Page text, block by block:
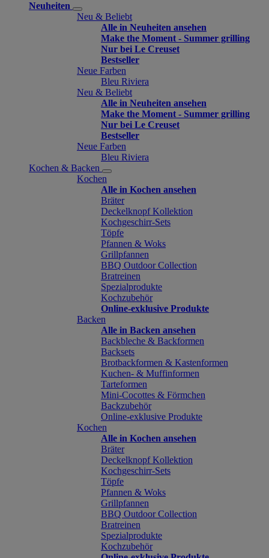
Neuheiten
Neu & Beliebt
Alle in Neuheiten ansehen
Make the Moment - Summer grilling
Nur bei Le Creuset
Bestseller
Neue Farben
Bleu Riviera
Neu & Beliebt
Alle in Neuheiten ansehen
Make the Moment - Summer grilling
Nur bei Le Creuset
Bestseller
Neue Farben
Bleu Riviera
Kochen & Backen
Kochen
Alle in Kochen ansehen
Bräter
Deckelknopf Kollektion
Kochgeschirr-Sets
Töpfe
Pfannen & Woks
Grillpfannen
BBQ Outdoor Collection
Bratreinen
Spezialprodukte
Kochzubehör
Online-exklusive Produkte
Backen
Alle in Backen ansehen
Backbleche & Backformen
Backsets
Brotbackformen & Kastenformen
Kuchen- & Muffinformen
Tarteformen
Mini-Cocottes & Förmchen
Backzubehör
Online-exklusive Produkte
Kochen
Alle in Kochen ansehen
Bräter
Deckelknopf Kollektion
Kochgeschirr-Sets
Töpfe
Pfannen & Woks
Grillpfannen
BBQ Outdoor Collection
Bratreinen
Spezialprodukte
Kochzubehör